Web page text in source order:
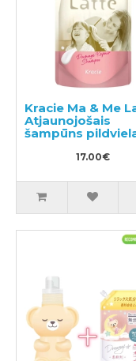
Kracie Ma & Me
Atjaunojošais
šampūns
17.00€